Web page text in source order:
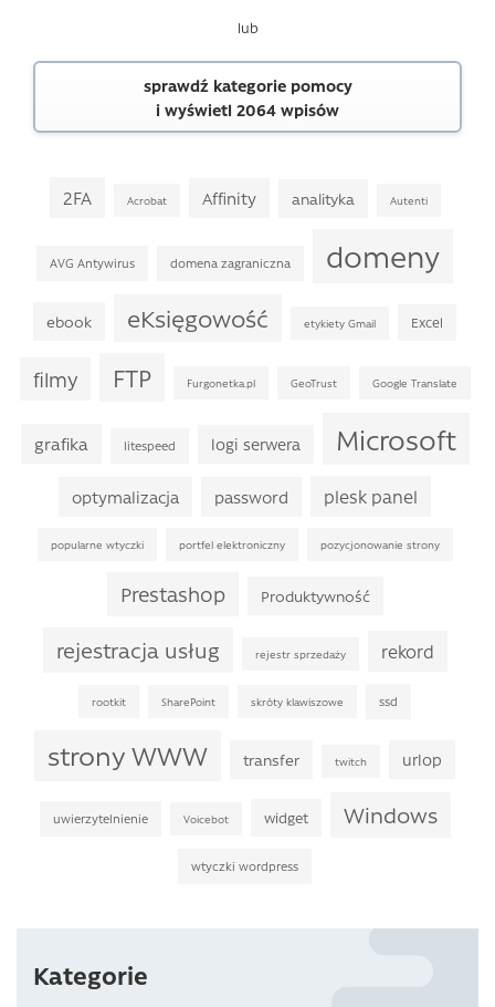
lub
sprawdź kategorie pomocy
i wyświetl 2064 wpisów
2FA Acrobat Affinity analityka Autenti
AVG Antywirus domena zagraniczna domeny
ebook eKsięgowość etykiety Gmail Excel
filmy FTP Furgonetka.pl GeoTrust Google Translate
grafika litespeed logi serwera Microsoft
optymalizacja password plesk panel
popularne wtyczki portfel elektroniczny pozycjonowanie strony
Prestashop Produktywność
rejestracja usług rejestr sprzedaży rekord
rootkit SharePoint skróty klawiszowe ssd
strony WWW transfer twitch urlop
uwierzytelnienie Voicebot widget Windows
wtyczki wordpress
Kategorie